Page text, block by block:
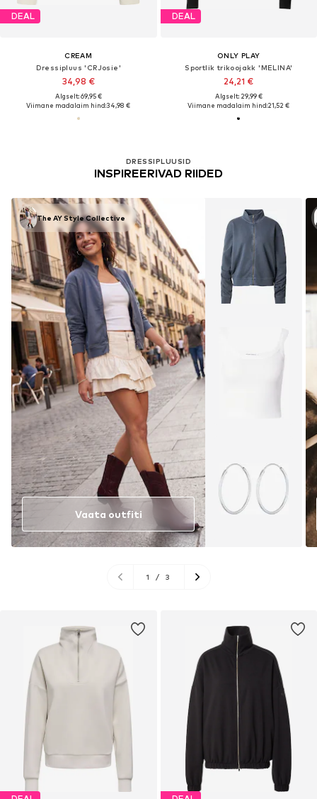
DEAL
CREAM
Dressipluus 'CRJosie'
34,98 €
Algselt: 69,95 €
Viimane madalaim hind:34,98 €
DEAL
ONLY PLAY
Sportlik trikoojakk 'MELINA'
24,21 €
Algselt: 29,99 €
Viimane madalaim hind:21,52 €
DRESSIPLUUSID
INSPIREERIVAD RIIDED
The AY Style Collective
Vaata outfiti
1 / 3